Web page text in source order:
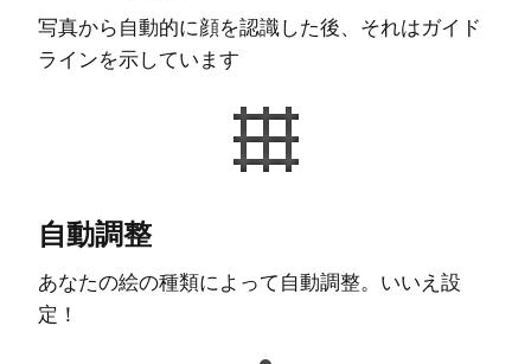
写真から自動的に顔を認識した後、それはガイド
ラインを示しています
自動調整
あなたの絵の種類によって自動調整。いいえ設
定！